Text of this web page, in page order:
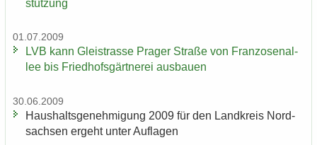
stüt­zung
01.07.2009
LVB kann Gleis­tras­se Pra­ger Stra­ße von Fran­zo­sen­al­
lee bis Fried­hofs­gärt­ne­rei aus­bau­en
30.06.2009
Haus­halts­ge­neh­mi­gung 2009 für den Land­kreis Nord­
sach­sen er­geht unter Auf­la­gen